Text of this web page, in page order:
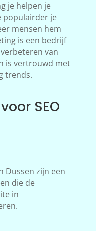
je helpen je
populairder je
mensen hem
is een bedrijf
van
is vertrouwd met
trends.
SEO
Dussen zijn een
die de
in